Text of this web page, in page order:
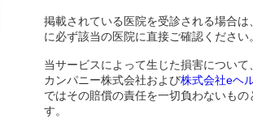
掲載されている医院を受診される場合は
に必ず該当の医院に直接ご確認ください。
当サービスによって生じた損害について
カンパニー株式会社および株式会社eヘ
ではその賠償の責任を一切負わないもの
す。